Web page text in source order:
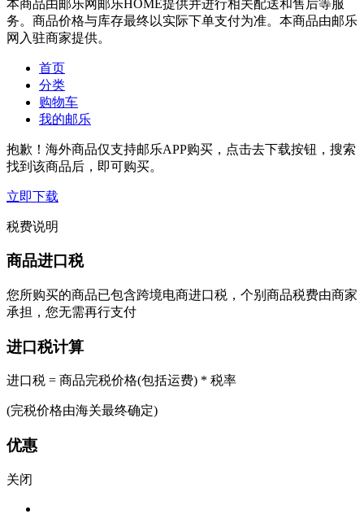
本商品由邮乐网邮乐HOME提供并进行相关配送和售后等服
务。商品价格与库存最终以实际下单支付为准。本商品由邮乐
网入驻商家提供。
首页
分类
购物车
我的邮乐
抱歉！海外商品仅支持邮乐APP购买，点击去下载按钮，搜索
找到该商品后，即可购买。
立即下载
税费说明
商品进口税
您所购买的商品已包含跨境电商进口税，个别商品税费由商家
承担，您无需再行支付
进口税计算
进口税 = 商品完税价格(包括运费) * 税率
(完税价格由海关最终确定)
优惠
关闭